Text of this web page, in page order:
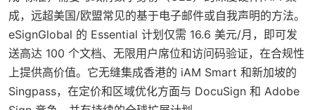
成，远超美国/欧盟常见的基于电子邮件或自我声明的方法。
eSignGlobal 的 Essential 计划仅需 16.6 美元/月，即可发
送高达 100 个文档、无限用户席位和访问码验证，在合规性
上提供高价值。它无缝集成香港的 iAM Smart 和新加坡的
Singpass，在定价和区域优化方面与 DocuSign 和 Adobe